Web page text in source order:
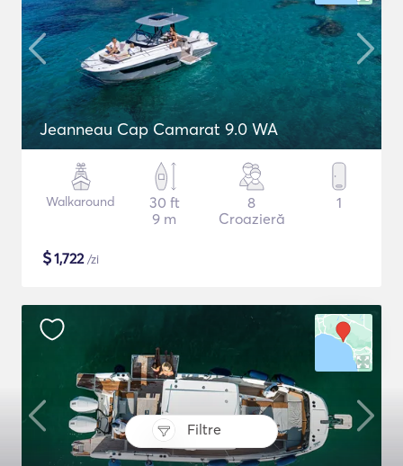
Filtre
Jeanneau Cap Camarat 9.0 WA
Walkaround
30 ft
9 m
8
Croazieră
1
$1,722/zi